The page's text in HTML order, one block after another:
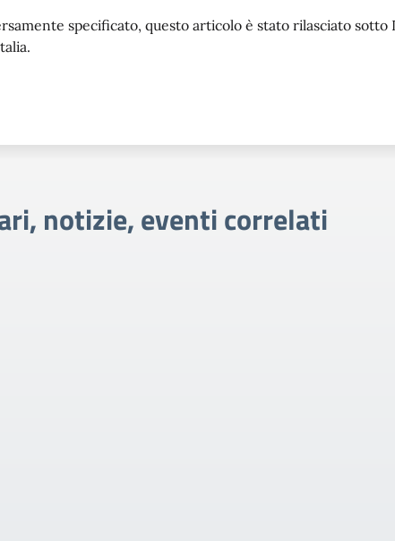
specificato, questo articolo è stato rilasciato sotto
notizie, eventi correlati